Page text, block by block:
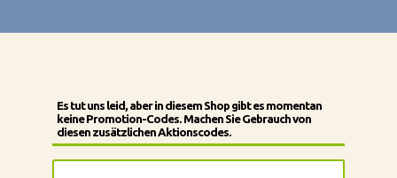
Es tut uns leid, aber in diesem Shop gibt es momentan
keine Promotion-Codes. Machen Sie Gebrauch von
diesen zusätzlichen Aktionscodes.